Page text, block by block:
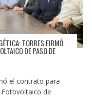
TORRES FIRMÓ
DE PASO DE
el contrato para
de